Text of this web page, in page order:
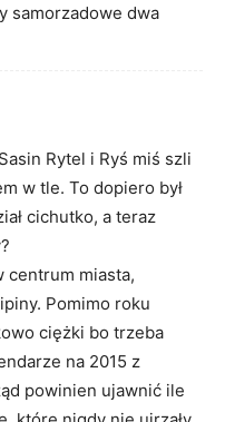
samorzadowe dwa
Rytel i Ryś miś szli
w tle. To dopiero był
cichutko, a teraz
centrum miasta,
Pomimo roku
ciężki bo trzeba
na 2015 z
powinien ujawnić ile